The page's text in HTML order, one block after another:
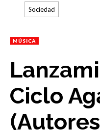
Sociedad
MÚSICA
Ciclo